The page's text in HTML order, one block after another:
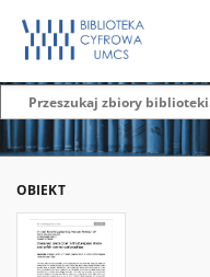
OBIEKT